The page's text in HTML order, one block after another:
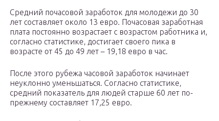
Средний почасовой заработок для молодежи до 30
лет составляет около 13 евро. Почасовая заработная
плата постоянно возрастает с возрастом работника и,
согласно статистике, достигает своего пика в
возрасте от 45 до 49 лет – 19,18 евро в час.
После этого рубежа часовой заработок начинает
неуклонно уменьшаться. Согласно статистике,
средний показатель для людей старше 60 лет по-
прежнему составляет 17,25 евро.